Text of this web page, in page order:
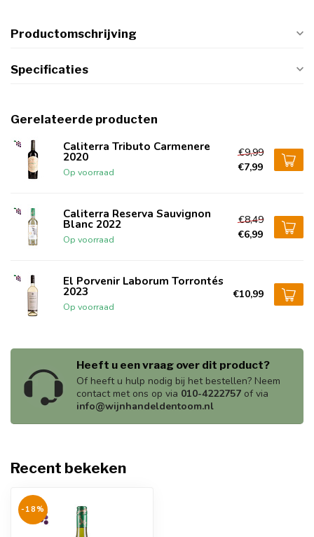
Productomschrijving
Specificaties
Gerelateerde producten
Caliterra Tributo Carmenere
2020
Op voorraad
€9,99
€7,99
Caliterra Reserva Sauvignon
Blanc 2022
Op voorraad
€8,49
€6,99
El Porvenir Laborum Torrontés
2023
Op voorraad
€10,99
Heeft u een vraag over dit product?
Of heeft u hulp nodig bij het bestellen? Neem
contact met ons op via 010-4222757 of via
info@wijnhandeldentoom.nl
Recent bekeken
-18%